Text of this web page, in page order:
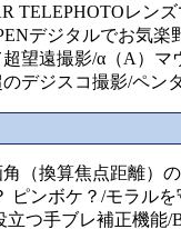
TELEPHOTOレン
デジタルでお気
望遠撮影/α（A）
のデジスコ撮影/ペン
（換算焦点距離）
ピンボケ？/モラル
立つ手ブレ補正機能